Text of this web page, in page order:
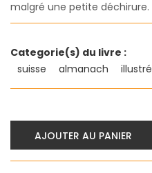
malgré une petite déchirure.
Categorie(s) du livre :
suisse
almanach illustré
AJOUTER AU PANIER